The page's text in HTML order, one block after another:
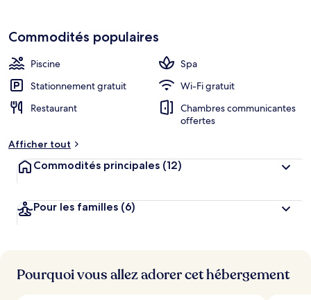
Commodités populaires
Piscine
Spa
Stationnement gratuit
Wi-Fi gratuit
Restaurant
Chambres communicantes
offertes
Afficher tout
Commodités principales (12)
Pour les familles (6)
Pourquoi vous allez adorer cet hébergement